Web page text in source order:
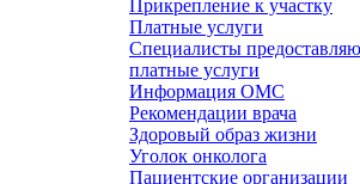
Прикрепление к участку
Платные услуги
Специалисты
платные услуги
Информация ОМС
Рекомендации врача
Здоровый образ жизни
Уголок онколога
Пациентские организации